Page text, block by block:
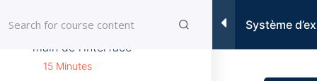
to
Système
Windows #4 – prise en
main de l’interface
15 Minutes